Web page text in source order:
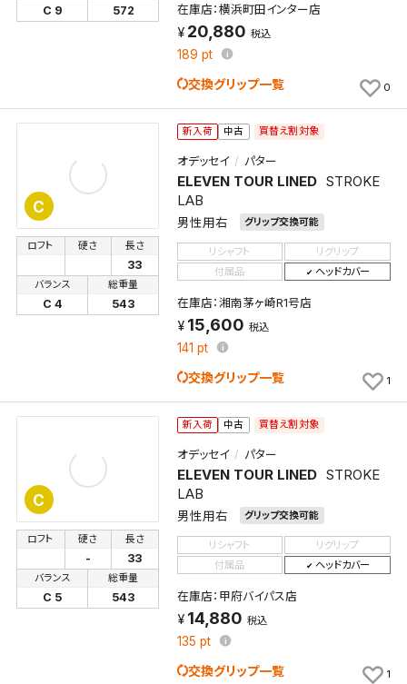
C 9 572 在庫店：横浜町田インター店
20,880 税込
189 pt
交換グリップ一覧 0
C
新入荷 中古 買替え割対象
オデッセイ パター
ELEVEN TOUR LINED STROKE
LAB
男性用右 グリップ交換可能
ロフト 硬さ 長さ
33
バランス
C 4
総重量
543
リシャフト
リグリップ
付属品
ヘッドカバー
在庫店：湘南茅ヶ崎R1号店
15,600 税込
141 pt
交換グリップ一覧 1
C
新入荷 中古 買替え割対象
オデッセイ パター
ELEVEN TOUR LINED STROKE
LAB
男性用右 グリップ交換可能
ロフト 硬さ
-
長さ
33
バランス
C 5
総重量
543
リシャフト
リグリップ
付属品
ヘッドカバー
在庫店：甲府バイパス店
14,880 税込
135 pt
交換グリップ一覧 1